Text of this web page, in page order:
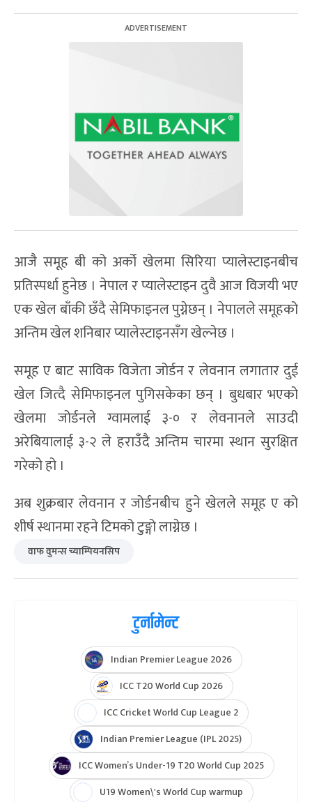
आजै समूह बी को अर्को खेलमा सिरिया प्यालेस्टाइनबीच
प्रतिस्पर्धा हुनेछ । नेपाल र प्यालेस्टाइन दुवै आज विजयी भए
एक खेल बाँकी छँदै सेमिफाइनल पुग्नेछन् । नेपालले समूहको
अन्तिम खेल शनिबार प्यालेस्टाइनसँग खेल्नेछ ।
समूह ए बाट साविक विजेता जोर्डन र लेवनान लगातार दुई
खेल जित्दै सेमिफाइनल पुगिसकेका छन् । बुधबार भएको
खेलमा जोर्डनले ग्वामलाई ३-० र लेवनानले साउदी
अरेबियालाई ३-२ ले हराउँदै अन्तिम चारमा स्थान सुरक्षित
अब शुक्रबार लेवनान र जोर्डनबीच हुने खेलले समूह ए को
शीर्ष स्थानमा रहने टिमको टुङ्गो लाग्नेछ ।
वाफ वुमन्स च्याम्पियनसिप